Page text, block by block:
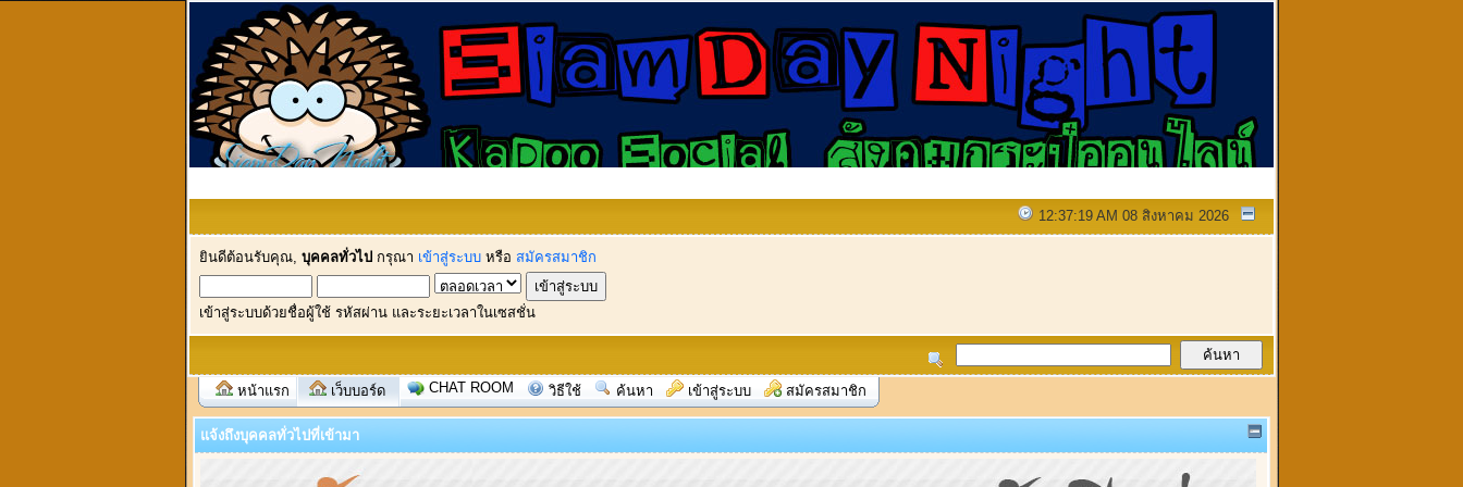
12:37:19 AM 08 สิงหาคม 2026
ยินดีต้อนรับคุณ, บุคคลทั่วไป กรุณา เข้าสู่ระบบ หรือ สมัครสมาชิก
เข้าสู่ระบบด้วยชื่อผู้ใช้ รหัสผ่าน และระยะเวลาในเซสชั่น
หน้าแรก เว็บบอร์ด CHAT ROOM วิธีใช้ ค้นหา เข้าสู่ระบบ สมัครสมาชิก
แจ้งถึงบุคคลทั่วไปที่เข้ามา